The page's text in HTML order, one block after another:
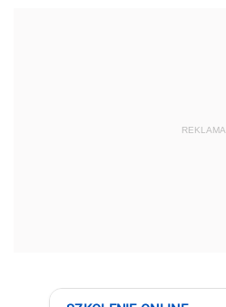
REKLAMA